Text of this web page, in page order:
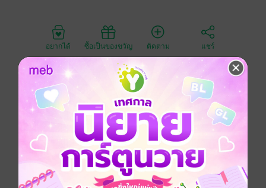
อยากได้ ซื้อเป็นของขวัญ ติดตาม แชร์
"สมกล้าไม่เชื่ออาคม... แต่อาคมไม่สนว่าเขาจะเชื่อหรือ
ไม่"
เมื่อ "ผ้าประเจียดเก่า" ของตาพาเขาย้อนเวลากลับสู่ยุค 60
ในร่างของ นักเลงหัวไม้ที่ทิ้งความเจ็บช้ำ และรอยแค้นไว้
เต็มหมู่บ้าน เงื่อนไขเดียวที่จะพาเขากลับสู่ปัจจุบันได้คือ
ต้อง "แก้กรรม" ผ่านลายยันต์ห้าแถวที่ต้องทำให้ครบ
แต่กฎของอาคมไม่ได้บอกไว้ว่า... หากเขารักผู้หญิงที่นั่น
เข้าสุดหัวใจ เขาต้องทำอย่างไรก่อนที่ยันต์แถวสุดท้ายจะ